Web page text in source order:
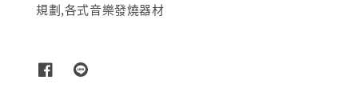
規劃,各式音樂發燒器材